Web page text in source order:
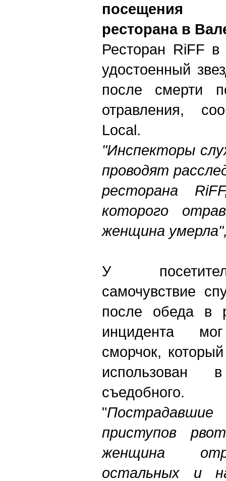
посещения
ресторана в
Ресторан RiFF в
удостоенный
после смерти
отравления,
Local.
"Инспекторы
проводят
ресторана
которого
женщина
У
самочувствие
после обеда в
инцидента
сморчок,
использован
съедобного.
"
приступов
женщина
остальных и